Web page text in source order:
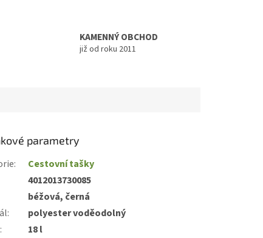
KAMENNÝ OBCHOD
již od roku 2011
parametry
:
Cestovní tašky
4012013730085
béžová, černá
:
polyester voděodolný
:
18 l